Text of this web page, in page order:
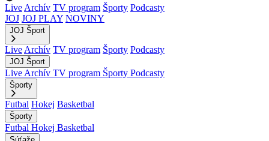
Live Archív TV program Športy Podcasty
JOJ JOJ PLAY NOVINY
JOJ Šport
Live Archív TV program Športy Podcasty
JOJ Šport
Live Archív TV program Športy Podcasty
Športy
Futbal Hokej Basketbal
Športy
Futbal Hokej Basketbal